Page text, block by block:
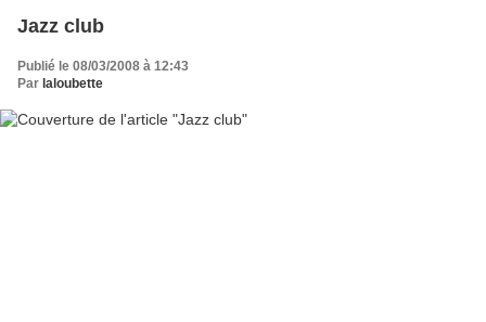
Jazz club
Publié le 08/03/2008 à 12:43
Par laloubette